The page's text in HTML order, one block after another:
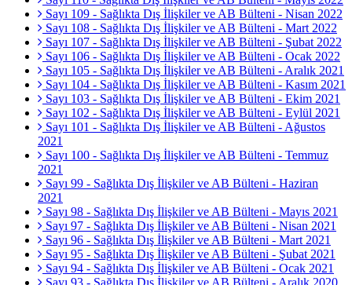
Sayı 109 - Sağlıkta Dış İlişkiler ve AB Bülteni - Nisan 2022
Sayı 108 - Sağlıkta Dış İlişkiler ve AB Bülteni - Mart 2022
Sayı 107 - Sağlıkta Dış İlişkiler ve AB Bülteni - Şubat 2022
Sayı 106 - Sağlıkta Dış İlişkiler ve AB Bülteni - Ocak 2022
Sayı 105 - Sağlıkta Dış İlişkiler ve AB Bülteni - Aralık 2021
Sayı 104 - Sağlıkta Dış İlişkiler ve AB Bülteni - Kasım 2021
Sayı 103 - Sağlıkta Dış İlişkiler ve AB Bülteni - Ekim 2021
Sayı 102 - Sağlıkta Dış İlişkiler ve AB Bülteni - Eylül 2021
Sayı 101 - Sağlıkta Dış İlişkiler ve AB Bülteni - Ağustos
2021
Sayı 100 - Sağlıkta Dış İlişkiler ve AB Bülteni - Temmuz
2021
Sayı 99 - Sağlıkta Dış İlişkiler ve AB Bülteni - Haziran
2021
Sayı 98 - Sağlıkta Dış İlişkiler ve AB Bülteni - Mayıs 2021
Sayı 97 - Sağlıkta Dış İlişkiler ve AB Bülteni - Nisan 2021
Sayı 96 - Sağlıkta Dış İlişkiler ve AB Bülteni - Mart 2021
Sayı 95 - Sağlıkta Dış İlişkiler ve AB Bülteni - Şubat 2021
Sayı 94 - Sağlıkta Dış İlişkiler ve AB Bülteni - Ocak 2021
Sayı 93 - Sağlıkta Dış İlişkiler ve AB Bülteni - Aralık 2020